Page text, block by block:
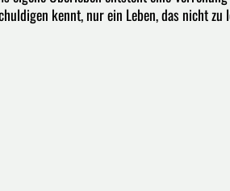
kennt, nur ein Leben, das nicht zu